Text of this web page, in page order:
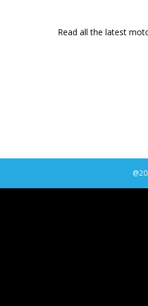
Read all the latest